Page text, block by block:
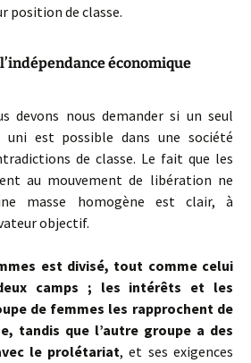
position de classe.
économique
devons nous demander si un seul
uni est possible dans une société
de classe. Le fait que les
au mouvement de libération ne
masse homogène est clair, à
objectif.
est divisé, tout comme celui
camps ; les intérêts et les
de femmes les rapprochent de
tandis que l’autre groupe a des
le prolétariat, et ses exigences